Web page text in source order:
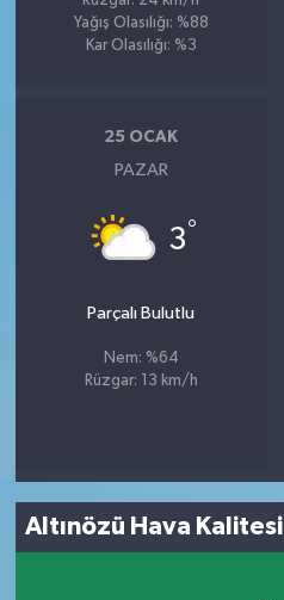
Yağış Olasılığı: %88
Kar Olasılığı: %3
25 OCAK
PAZAR
3°
Parçalı Bulutlu
Nem: %64
Rüzgar: 13 km/h
Altınözü Hava Kalitesi